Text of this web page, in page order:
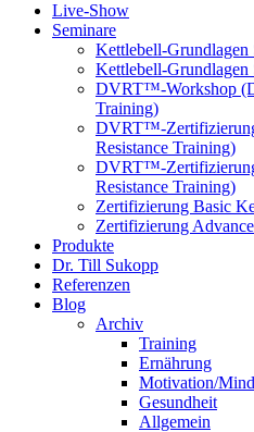
Live-Show
Seminare
Kettlebell-Grundlagen
Kettlebell-Grundlagen
DVRT™-Workshop
Training)
DVRT™-
Resistance Training)
DVRT™-
Resistance Training)
Zertifizierung Basic
Zertifizierung
Produkte
Dr. Till Sukopp
Referenzen
Blog
Archiv
Training
Ernährung
Motivation/
Gesundheit
Allgemein